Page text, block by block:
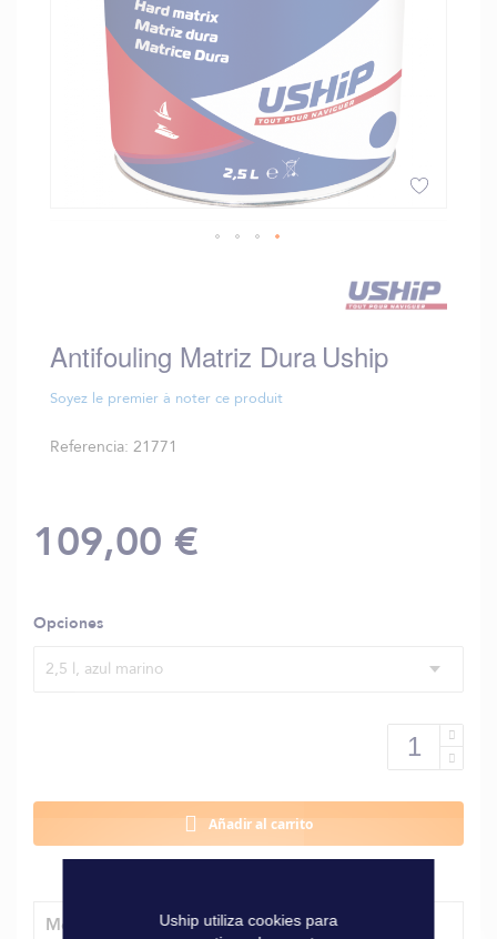
la
galería
de
Antifouling Matriz Dura Uship
Soyez le premier à noter ce produit
Referencia 21771
109,00 €
Opciones
2,5 l, azul marino
Añadir al carrito
Método de entregaUship utiliza cookies para